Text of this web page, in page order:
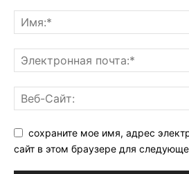
сохраните мое имя, адрес
сайт в этом браузере для